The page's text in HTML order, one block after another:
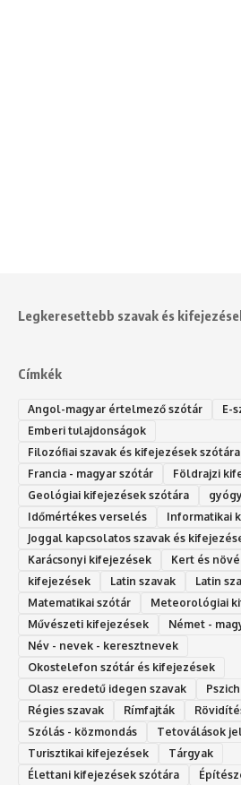
Legkeresettebb szavak és
Címkék
Angol-magyar értelmező szótár E-
Emberi tulajdonságok
Filozófiai szavak és kifejezések szótára
Francia - magyar szótár
Földrajzi
Geológiai kifejezések szótára
Időmértékes verselés
Informatikai
Joggal kapcsolatos szavak és
Karácsonyi kifejezések
Kert és
kifejezések
Latin szavak
Latin
Matematikai szótár
Meteorológiai
Művészeti kifejezések
Német -
Név - nevek - keresztnevek
Okostelefon szótár és kifejezések
Olasz eredetű idegen szavak
Régies szavak
Rímfajták
Szólás - közmondás
Tetoválások
Turisztikai kifejezések
Tárgyak
Élettani kifejezések szótára